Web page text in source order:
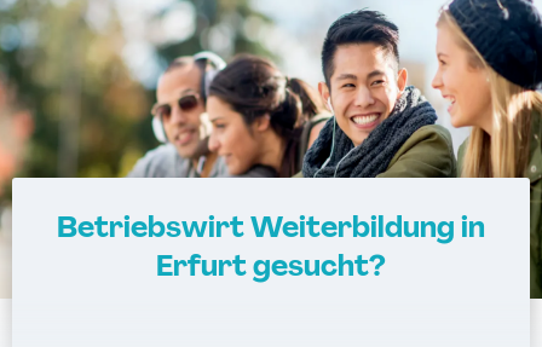
Betriebswirt Weiterbildung in
Erfurt gesucht?